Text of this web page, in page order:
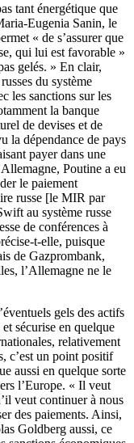
tant énergétique que
Eugenia Sanin, le
« de s’assurer que
qui lui est favorable »
gelés. » En clair,
du système
les sanctions sur les
la banque
de devises et de
la dépendance de pays
payer dans une
Poutine a eu
le paiement
russe [le MIR par
au système russe
de conférences à
t-elle, puisque
de Gazprombank,
l’Allemagne ne le
gels des actifs
sécurise en quelque
relativement
c’est un point positif
aussi en quelque sorte
l’Europe. « Il veut
veut continuer à nous
des paiements. Ainsi,
Goldberg aussi, ce